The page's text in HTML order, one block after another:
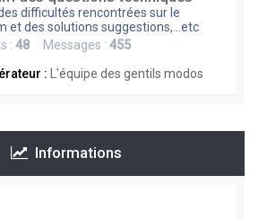
difficultés rencontrées sur le
et des solutions suggestions,...etc
: 48 Messages : 455
:
L'équipe des gentils modos
Informations